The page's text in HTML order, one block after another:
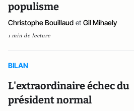
populisme
Christophe Bouillaud et Gil Mihaely
1 min de lecture
BILAN
L'extraordinaire échec du
président normal